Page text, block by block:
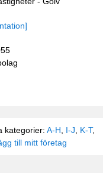
kategorier: A-H I-J K-T,
till mitt företag